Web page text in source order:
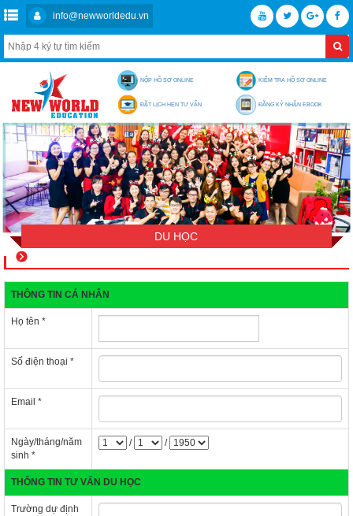
info@newworldedu.vn
NỘP HỒ SƠ ONLINE KIỂM TRA HỒ SƠ ONLINE
ĐẶT LỊCH HẸN TƯ VẤN ĐĂNG KÝ NHẬN EBOOK
DU HỌC
THÔNG TIN CÁ NHÂN
Họ tên *
Số điện thoại *
Email *
Ngày/tháng/năm
sinh *
/ /
THÔNG TIN TƯ VẤN DU HỌC
Trường dự định